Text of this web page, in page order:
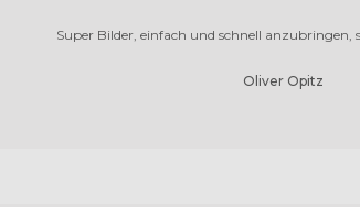
Super Bilder, einfach und schnell anzubringen,
Oliver Opitz